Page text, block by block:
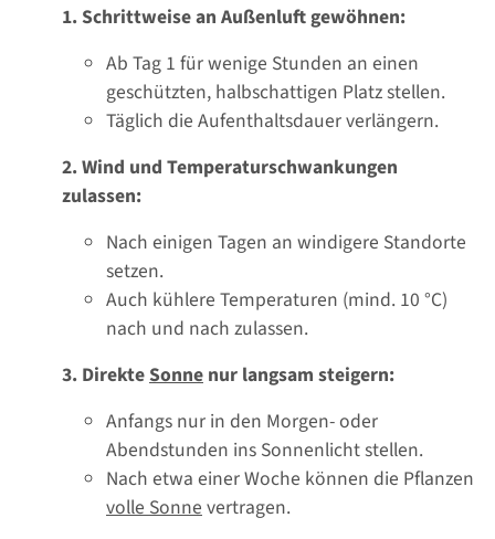
1. Schrittweise an Außenluft gewöhnen:
Ab Tag 1 für wenige Stunden an einen
geschützten, halbschattigen Platz stellen.
Täglich die Aufenthaltsdauer verlängern.
2.Wind und Temperaturschwankungen
zulassen:
Nach einigen Tagen an windigere Standorte
setzen.
Auch kühlere Temperaturen (mind. 10 °C)
nach und nach zulassen.
3. DirekteSonne nur langsam steigern:
Anfangs nur in den Morgen- oder
Abendstunden ins Sonnenlicht stellen.
Nach etwa einer Woche können die Pflanzen
volle Sonnevertragen.